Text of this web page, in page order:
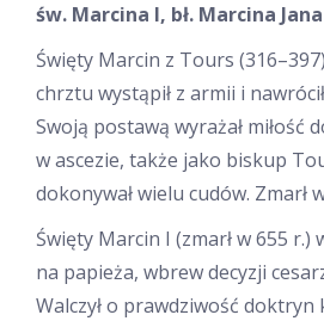
św. Marcina I, bł. Marcina
Święty Marcin z Tours
chrztu wystąpił z armii i
Swoją postawą wyrażał miłość
w ascezie, także jako biskup
dokonywał wielu cudów. Zmarł
Święty Marcin I (zmarł w 655
na papieża, wbrew decyzji
Walczył o prawdziwość doktryn